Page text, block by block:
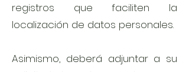
registros que faciliten la
localización de datos personales.
Asimismo, deberá adjuntar a su